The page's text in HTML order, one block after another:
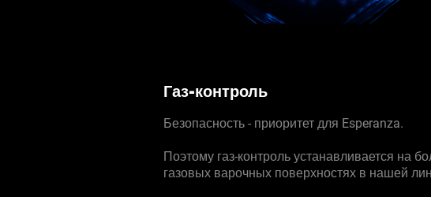
Газ-контроль
Безопасность - приоритет для Esperanza.
Поэтому газ-контроль устанавливается на
газовых варочных поверхностях в нашей